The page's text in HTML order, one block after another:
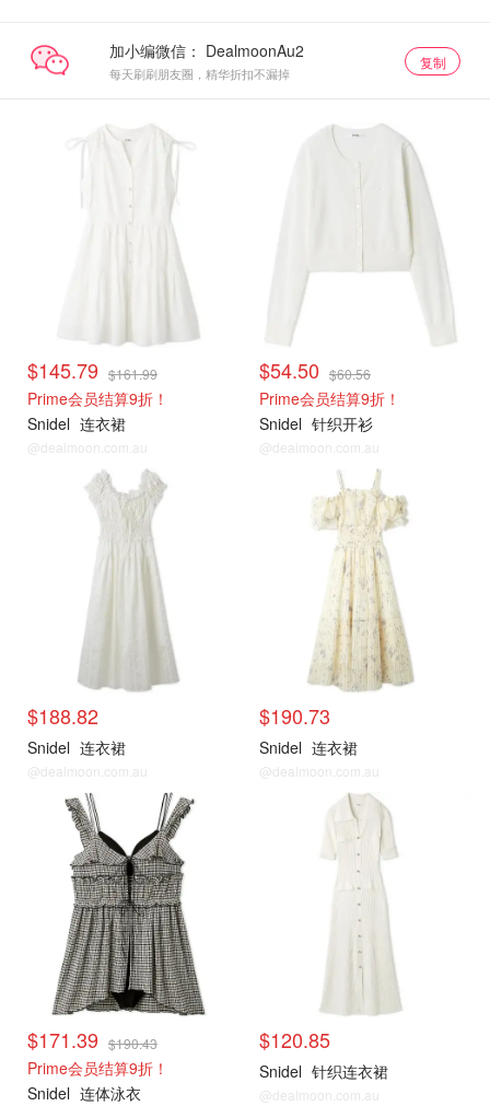
加小编微信：
每天刷刷朋友圈，精华折扣不漏掉
复制
$145.79 $161.99
Prime会员结算9折！
Snidel 连衣裙
@dealmoon.com.au
$54.50 $60.56
Prime会员结算9折！
Snidel 针织开衫
@dealmoon.com.au
$188.82
Snidel 连衣裙
@dealmoon.com.au
$190.73
Snidel 连衣裙
@dealmoon.com.au
$171.39 $190.43
Prime会员结算9折！
Snidel 连体泳衣
$120.85
Snidel 针织连衣裙
@dealmoon.com.au